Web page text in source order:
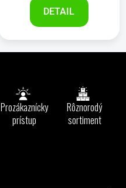
DETAIL
Prozákaznícky
prístup
Rôznorodý
sortiment